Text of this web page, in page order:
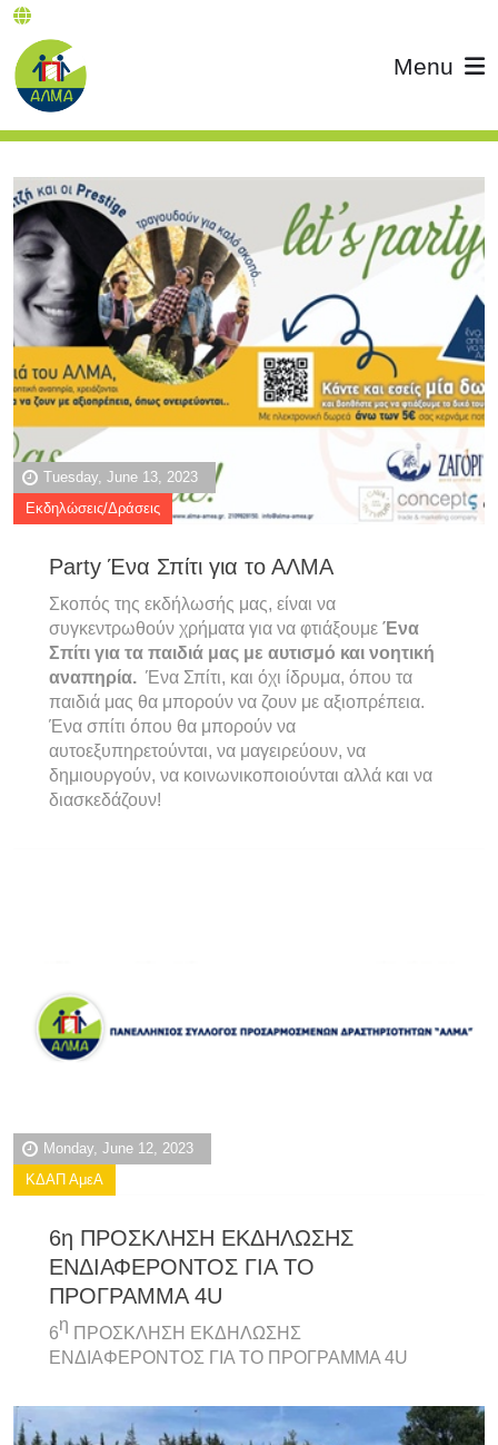
Menu
Tuesday, June 13, 2023
Εκδηλώσεις/Δράσεις
Party Ένα Σπίτι για το ΑΛΜΑ
Σκοπός της εκδήλωσής μας, είναι να
συγκεντρωθούν χρήματα για να φτιάξουμε Ένα
Σπίτι για τα παιδιά μας με αυτισμό και νοητική
αναπηρία. Ένα Σπίτι, και όχι ίδρυμα, όπου τα
παιδιά μας θα μπορούν να ζουν με αξιοπρέπεια.
Ένα σπίτι όπου θα μπορούν να
αυτοεξυπηρετούνται, να μαγειρεύουν, να
δημιουργούν, να κοινωνικοποιούνται αλλά και να
διασκεδάζουν!
Monday, June 12, 2023
ΚΔΑΠ ΑμεΑ
6η ΠΡΟΣΚΛΗΣΗ ΕΚΔΗΛΩΣΗΣ
ΕΝΔΙΑΦΕΡΟΝΤΟΣ ΓΙΑ ΤΟ
ΠΡΟΓΡΑΜΜΑ 4U
6η ΠΡΟΣΚΛΗΣΗ ΕΚΔΗΛΩΣΗΣ
ΕΝΔΙΑΦΕΡΟΝΤΟΣ ΓΙΑ ΤΟ ΠΡΟΓΡΑΜΜΑ 4U